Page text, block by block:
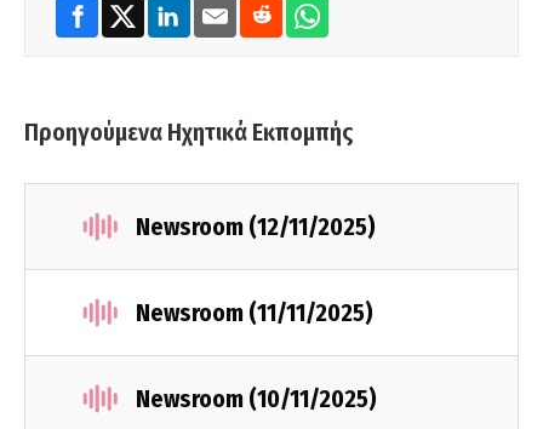
Προηγούμενα Ηχητικά Εκπομπής
Newsroom (12/11/2025)
Newsroom (11/11/2025)
Newsroom (10/11/2025)